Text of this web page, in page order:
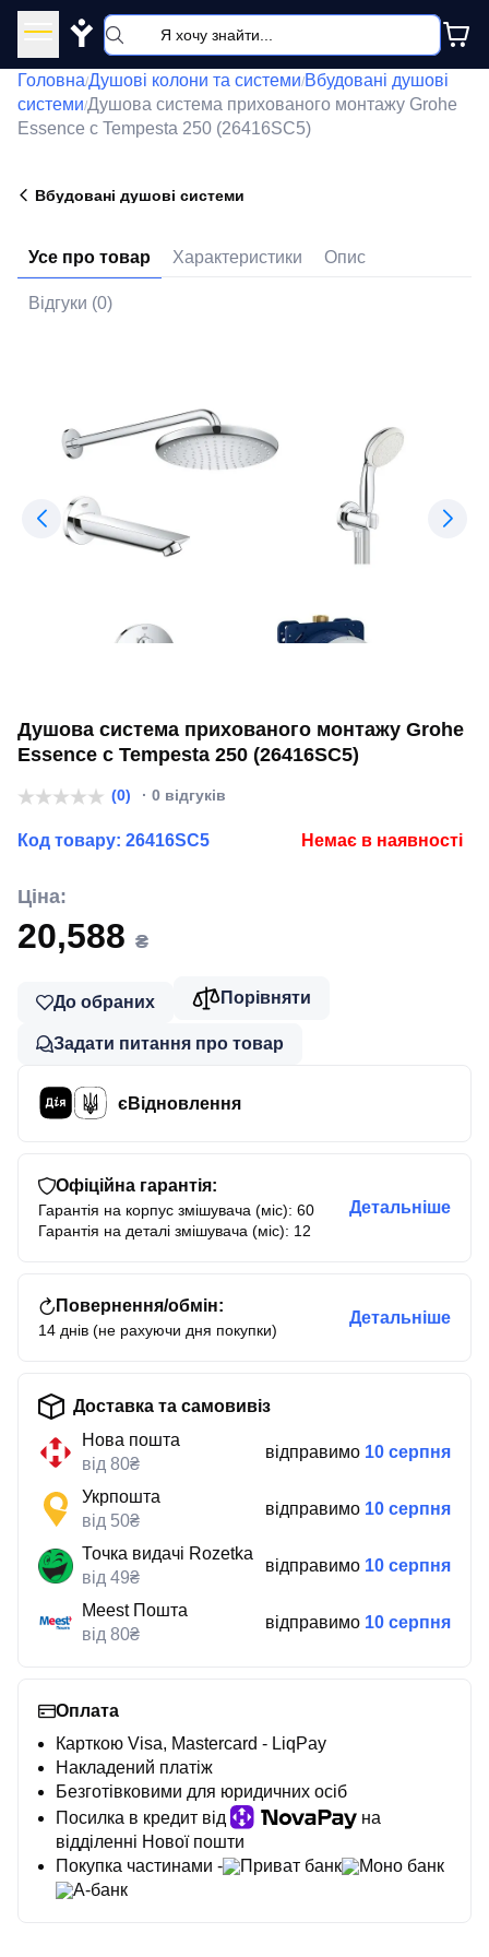
Y
Головна/Душові колони та системи/Вбудовані душові
системи/Душова система прихованого монтажу Grohe
Essence c Tempesta 250 (26416SC5)
Вбудовані душові системи
Усе про товар Характеристики Опис
Відгуки (0)
Душова система прихованого монтажу Grohe
Essence c Tempesta 250 (26416SC5)
(0) · 0 відгуків
Код товару: 26416SC5 Немає в наявності
Ціна:
20,588 ₴
До обраних Порівняти
Задати питання про товар
єВідновлення
Офіційна гарантія:
Гарантія на корпус змішувача (міс): 60
Гарантія на деталі змішувача (міс): 12
Детальніше
Повернення/обмін:
14 днів (не рахуючи дня покупки)
Детальніше
Доставка та самовивіз
Нова пошта
від 80₴
відправимо 10 серпня
Укрпошта
від 50₴
відправимо 10 серпня
Точка видачі Rozetka
від 49₴
відправимо 10 серпня
Meest Пошта
від 80₴
відправимо 10 серпня
Оплата
Карткою Visa, Mastercard - LiqPay
Накладений платіж
Безготівковими для юридичних осіб
Посилка в кредит від
на
відділенні Нової пошти
Покупка частинами -
Приват банк
Моно банк
А-банк